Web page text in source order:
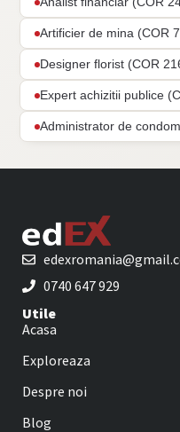
Artificier de mina (COR
Designer florist (COR
Expert achizitii publice
Administrator de
0740 647 929
Utile
Acasa
Exploreaza
Despre noi
Blog